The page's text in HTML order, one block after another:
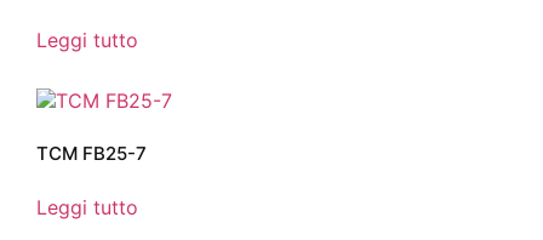
Leggi tutto
TCM FB25-7
Leggi tutto